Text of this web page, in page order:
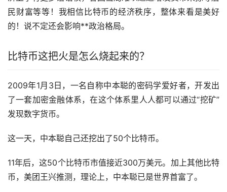
民财富等等！我相信比特币的经济秩序，整体来看是美好
的！说不定还会影响**政治格局。
比特币这把火是怎么烧起来的？
2009年1月3日，一名自称中本聪的密码学爱好者，开发出
了一套加密金融体系，在这个体系里人人都可以通过“挖矿”
发现数字货币。
这一天，中本聪自己还挖出了50个比特币。
11年后，这50个比特币市值接近300万美元。加上其他比特
币，美团王兴推测，理论上，中本聪已是世界首富了。